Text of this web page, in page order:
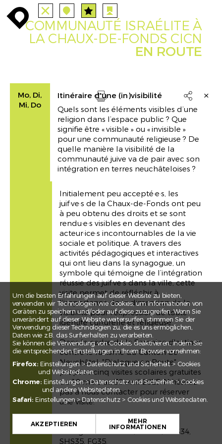
enroute enroute ALLE station STATIONEN
event EVENTS agenda FILTER enroute INFO
+
close station angebote anreise
COMMUNAUTÉ ISRAÉLITE À
LA CHAUX-DE-FONDS CICN
EN ROUTE
Mo, Di,
Mi, Do
Itinéraire d'une (in)visibilité
Drucken

Quels sont les éléments visibles d’une
religion dans l’espace public ? Que
signifie être « visible » ou « invisible »
pour une communauté religieuse ? De
quelle manière la visibilité de la
communauté juive va de pair avec son
intégration en terres neuchâteloises ?
Initialement peu accepté·e·s, les
juif·ve·s de la Chaux-de-Fonds ont peu
à peu obtenu des droits et se sont
rendu·e·s visibles en devenant des
acteur·ice·s incontournables de la vie
sociale et politique. A travers des
activités pédagogiques et interactives
qui ont lieu dans la synagogue, un
symbole qui témoigne de l’intégration
réussie des juif·ve·s dans la ville, cette
visite permet de réfléchir à
l’importance de la dimension de la
visibilité pour l’expression de toute
identité culturelle et religieuse.
Dans le cadre de la Semaine d'actions
contre le racisme du Canton de
Neuchâtel, "Dialogue en Route"
propose cinq visites scolaires gratuites
du 18 mars au 30 avril 2025. N'hésitez
pas à nous contacter pour réserver
une visite!
Références du PER pour les
enseignants : SHS31, SHS32, SHS34,
SHS35, FG35.
Um die besten Erfahrungen auf dieser Website zu bieten,
verwenden wir Technologien wie Cookies, um Informationen von
Geräten zu speichern und/oder auf diese zuzugreifen. Wenn Sie
unverändert auf dieser Website weitersurfen, stimmen Sie der
Verwendung dieser Technologien zu, die es uns ermöglichen,
Daten wie z.B. das Surfverhalten zu verarbeiten.
Sie können die Verwendung von Cookies deaktivieren, indem Sie
die entsprechenden Einstellungen in Ihrem Browser vornehmen:
Firefox: Einstellungen > Datenschutz und Sicherheit > Cookies
und Websitedaten.
Chrome: Einstellungen > Datenschutz und Sicherheit > Cookies
und andere Websitedaten.
Safari: Einstellungen > Datenschutz > Cookies und Websitedaten.
AKZEPTIEREN MEHR
INFORMATIONEN